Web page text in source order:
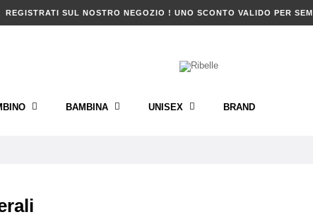
REGISTRATI SUL NOSTRO NEGOZIO ! UNO SCONTO VALIDO PER
BAMBINA UNISEX BRAND